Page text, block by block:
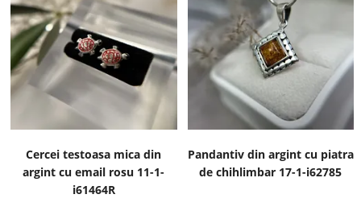
Cercei testoasa mica din
argint cu email rosu 11-1-
i61464R
Pandantiv din argint cu piatra
de chihlimbar 17-1-i62785